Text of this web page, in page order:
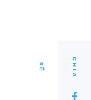
C
H I
A
S
Ẻ